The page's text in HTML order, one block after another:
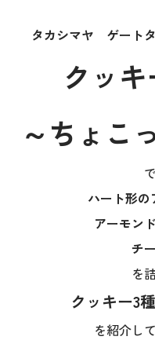
タカシマヤ ゲート
クッキ
～ちょこ
ハート形の
アーモン
チ
を
クッキー3
を紹介し